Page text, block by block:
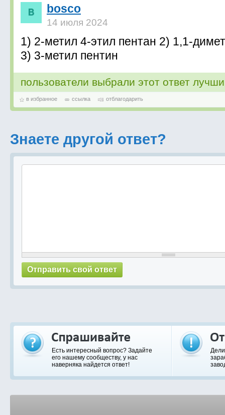
bosco
14 июля 2024
1) 2-метил 4-этил пентан 2) 1,1-
3) 3-метил пентин
пользователи выбрали этот ответ
в избранное ссылка отблагодарить
Знаете другой ответ?
Есть интересный вопрос? Задайте
его нашему сообществу, у нас
наверняка найдется ответ!